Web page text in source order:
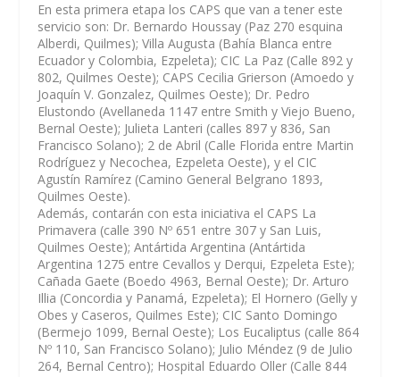
En esta primera etapa los CAPS que van a tener este
servicio son: Dr. Bernardo Houssay (Paz 270 esquina
Alberdi, Quilmes); Villa Augusta (Bahía Blanca entre
Ecuador y Colombia, Ezpeleta); CIC La Paz (Calle 892 y
802, Quilmes Oeste); CAPS Cecilia Grierson (Amoedo y
Joaquín V. Gonzalez, Quilmes Oeste); Dr. Pedro
Elustondo (Avellaneda 1147 entre Smith y Viejo Bueno,
Bernal Oeste); Julieta Lanteri (calles 897 y 836, San
Francisco Solano); 2 de Abril (Calle Florida entre Martin
Rodríguez y Necochea, Ezpeleta Oeste), y el CIC
Agustín Ramírez (Camino General Belgrano 1893,
Quilmes Oeste).
Además, contarán con esta iniciativa el CAPS La
Primavera (calle 390 Nº 651 entre 307 y San Luis,
Quilmes Oeste); Antártida Argentina (Antártida
Argentina 1275 entre Cevallos y Derqui, Ezpeleta Este);
Cañada Gaete (Boedo 4963, Bernal Oeste); Dr. Arturo
Illia (Concordia y Panamá, Ezpeleta); El Hornero (Gelly y
Obes y Caseros, Quilmes Este); CIC Santo Domingo
(Bermejo 1099, Bernal Oeste); Los Eucaliptus (calle 864
Nº 110, San Francisco Solano); Julio Méndez (9 de Julio
264, Bernal Centro); Hospital Eduardo Oller (Calle 844